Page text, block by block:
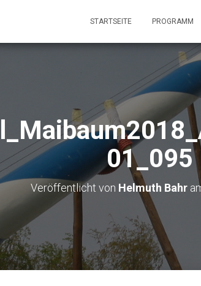
STARTSEITE PROGRAMM
01_095
Veröffentlicht von Helmuth Bahr